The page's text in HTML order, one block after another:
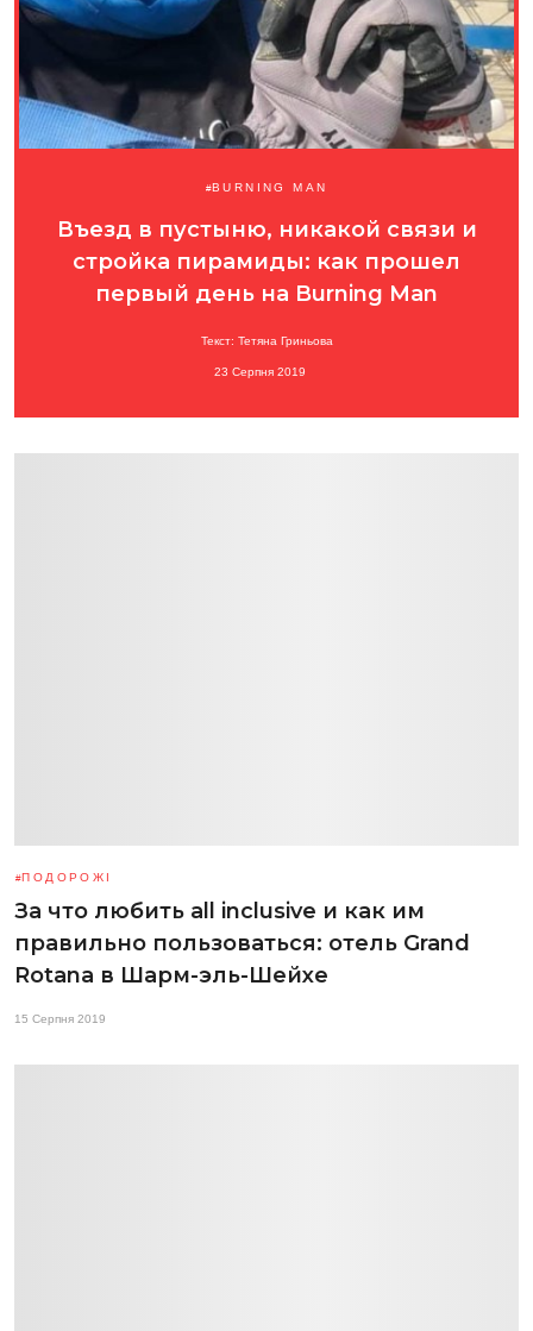
BURNING MAN
Въезд в пустыню, никакой связи и
стройка пирамиды: как прошел
первый день на Burning Man
Текст: Тетяна Гриньова
23 Серпня 2019
ПОДОРОЖІ
За что любить all inclusive и как им
правильно пользоваться: отель Grand
Rotana в Шарм-эль-Шейхе
15 Серпня 2019